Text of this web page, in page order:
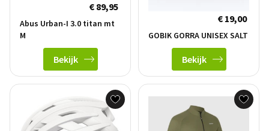
€ 89,95
Abus Urban-I 3.0 titan mt
M
Bekijk
€ 19,00
GOBIK GORRA UNISEX SALT
Bekijk